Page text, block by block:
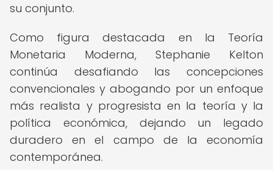
su conjunto.
Como figura destacada en la Teoría
Monetaria Moderna, Stephanie Kelton
continúa desafiando las concepciones
convencionales y abogando por un enfoque
más realista y progresista en la teoría y la
política económica, dejando un legado
duradero en el campo de la economía
contemporánea.